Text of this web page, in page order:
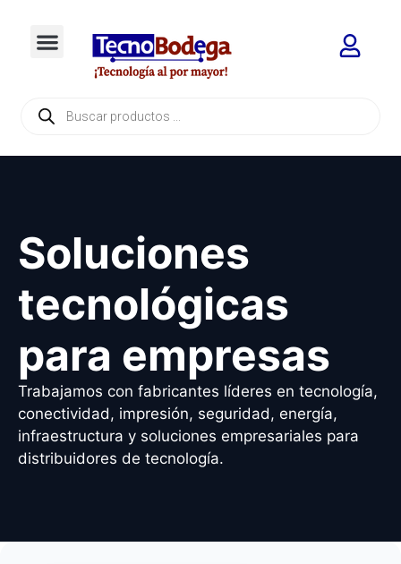
Soluciones
tecnológicas
para empresas
Trabajamos con fabricantes líderes en tecnología,
conectividad, impresión, seguridad, energía,
infraestructura y soluciones empresariales para
distribuidores de tecnología.